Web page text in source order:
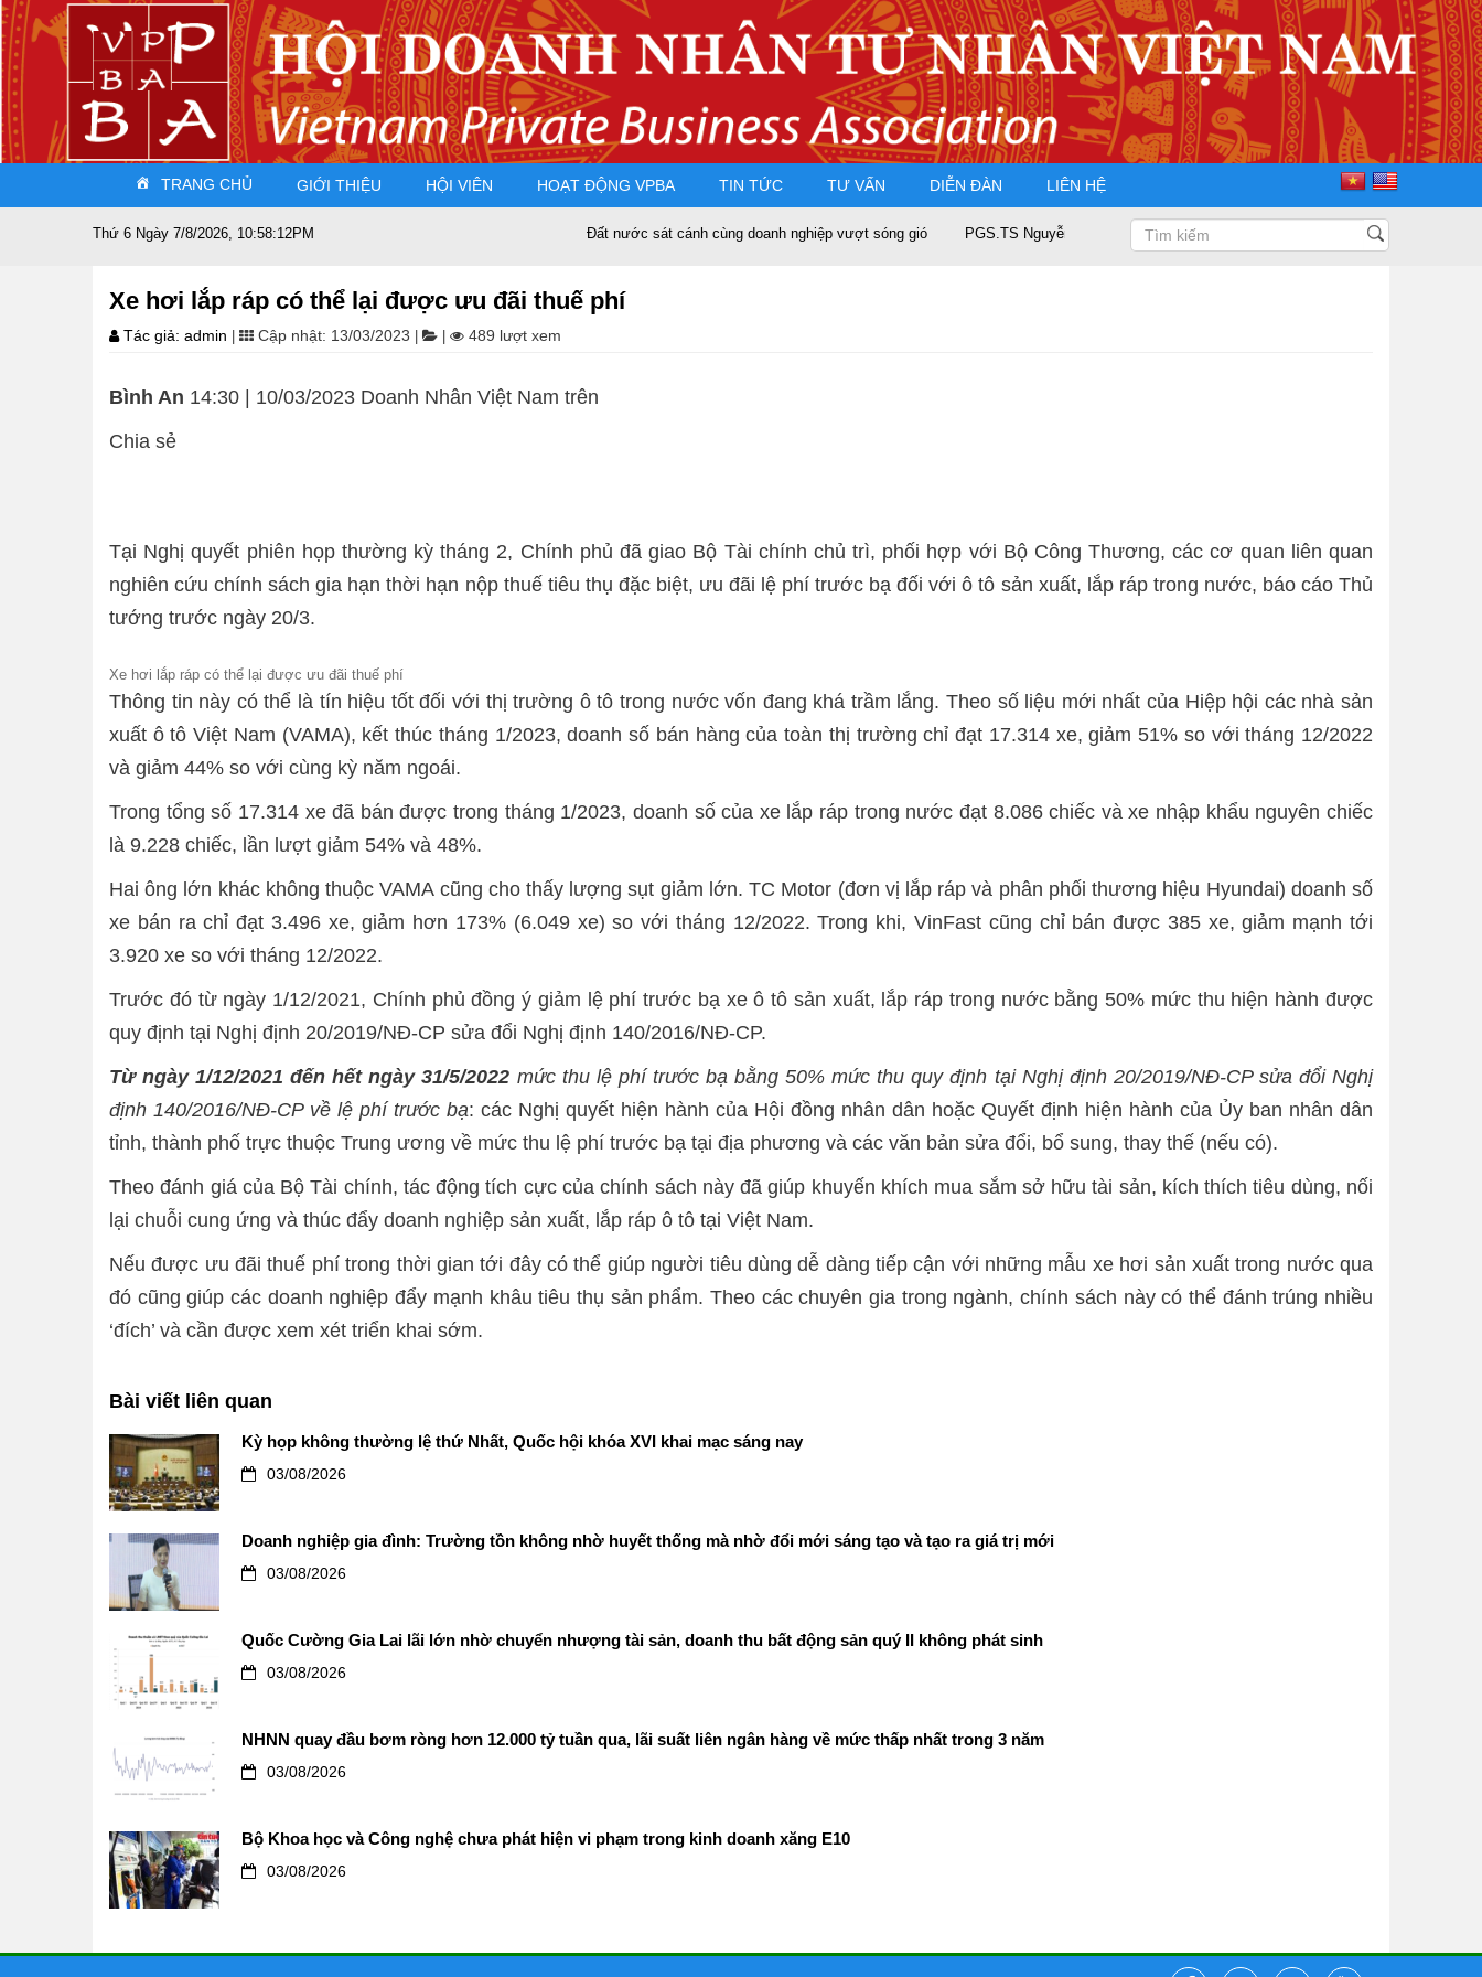
TRANG CHỦ GIỚI THIỆU HỘI VIÊN HOẠT ĐỘNG VPBA TIN TỨC TƯ VẤN DIỄN ĐÀN LIÊN HỆ
Thứ 6 Ngày 7/8/2026, 10:58:12PM Đất nước sát cánh cùng doanh nghiệp vượt sóng gió PGS.TS Nguyễn Trọng Điều tái đắc cử Chủ tịch Hội Doanh nhân Tư nhân Việt Nam
Xe hơi lắp ráp có thể lại được ưu đãi thuế phí
Tác giả: admin Cập nhật: 13/03/2023 489 lượt xem
Bình An 14:30 | 10/03/2023 Doanh Nhân Việt Nam trên
Chia sẻ
Tại Nghị quyết phiên họp thường kỳ tháng 2, Chính phủ đã giao Bộ Tài chính chủ trì, phối hợp với Bộ Công Thương, các cơ quan liên quan
nghiên cứu chính sách gia hạn thời hạn nộp thuế tiêu thụ đặc biệt, ưu đãi lệ phí trước bạ đối với ô tô sản xuất, lắp ráp trong nước, báo cáo Thủ
tướng trước ngày 20/3.
Xe hơi lắp ráp có thể lại được ưu đãi thuế phí
Thông tin này có thể là tín hiệu tốt đối với thị trường ô tô trong nước vốn đang khá trầm lắng. Theo số liệu mới nhất của Hiệp hội các nhà sản
xuất ô tô Việt Nam (VAMA), kết thúc tháng 1/2023, doanh số bán hàng của toàn thị trường chỉ đạt 17.314 xe, giảm 51% so với tháng 12/2022
và giảm 44% so với cùng kỳ năm ngoái.
Trong tổng số 17.314 xe đã bán được trong tháng 1/2023, doanh số của xe lắp ráp trong nước đạt 8.086 chiếc và xe nhập khẩu nguyên chiếc
là 9.228 chiếc, lần lượt giảm 54% và 48%.
Hai ông lớn khác không thuộc VAMA cũng cho thấy lượng sụt giảm lớn. TC Motor (đơn vị lắp ráp và phân phối thương hiệu Hyundai) doanh số
xe bán ra chỉ đạt 3.496 xe, giảm hơn 173% (6.049 xe) so với tháng 12/2022. Trong khi, VinFast cũng chỉ bán được 385 xe, giảm mạnh tới
3.920 xe so với tháng 12/2022.
Trước đó từ ngày 1/12/2021, Chính phủ đồng ý giảm lệ phí trước bạ xe ô tô sản xuất, lắp ráp trong nước bằng 50% mức thu hiện hành được
quy định tại Nghị định 20/2019/NĐ-CP sửa đổi Nghị định 140/2016/NĐ-CP.
Từ ngày 1/12/2021 đến hết ngày 31/5/2022 mức thu lệ phí trước bạ bằng 50% mức thu quy định tại Nghị định 20/2019/NĐ-CP sửa đổi Nghị
định 140/2016/NĐ-CP về lệ phí trước bạ: các Nghị quyết hiện hành của Hội đồng nhân dân hoặc Quyết định hiện hành của Ủy ban nhân dân
tỉnh, thành phố trực thuộc Trung ương về mức thu lệ phí trước bạ tại địa phương và các văn bản sửa đổi, bổ sung, thay thế (nếu có).
Theo đánh giá của Bộ Tài chính, tác động tích cực của chính sách này đã giúp khuyến khích mua sắm sở hữu tài sản, kích thích tiêu dùng, nối
lại chuỗi cung ứng và thúc đẩy doanh nghiệp sản xuất, lắp ráp ô tô tại Việt Nam.
Nếu được ưu đãi thuế phí trong thời gian tới đây có thể giúp người tiêu dùng dễ dàng tiếp cận với những mẫu xe hơi sản xuất trong nước qua
đó cũng giúp các doanh nghiệp đẩy mạnh khâu tiêu thụ sản phẩm. Theo các chuyên gia trong ngành, chính sách này có thể đánh trúng nhiều
‘đích’ và cần được xem xét triển khai sớm.
Bài viết liên quan
Kỳ họp không thường lệ thứ Nhất, Quốc hội khóa XVI khai mạc sáng nay
03/08/2026
Doanh nghiệp gia đình: Trường tồn không nhờ huyết thống mà nhờ đổi mới sáng tạo và tạo ra giá trị mới
03/08/2026
Quốc Cường Gia Lai lãi lớn nhờ chuyển nhượng tài sản, doanh thu bất động sản quý II không phát sinh
03/08/2026
NHNN quay đầu bơm ròng hơn 12.000 tỷ tuần qua, lãi suất liên ngân hàng về mức thấp nhất trong 3 năm
03/08/2026
Bộ Khoa học và Công nghệ chưa phát hiện vi phạm trong kinh doanh xăng E10
03/08/2026